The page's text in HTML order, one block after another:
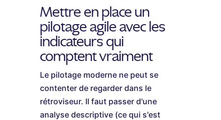
Mettre en place un
pilotage agile avec les
indicateurs qui
comptent vraiment
Le pilotage moderne ne peut se
contenter de regarder dans le
rétroviseur. Il faut passer d'une
analyse descriptive (ce qui s'est